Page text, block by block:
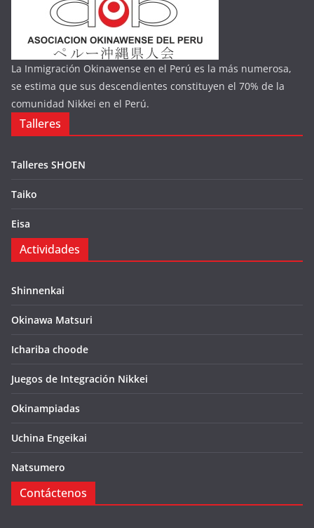
La Inmigración Okinawense en el Perú es la más numerosa,
se estima que sus descendientes constituyen el 70% de la
comunidad Nikkei en el Perú.
Talleres
Talleres SHOEN
Taiko
Eisa
Actividades
Shinnenkai
Okinawa Matsuri
Ichariba choode
Juegos de Integración Nikkei
Okinampiadas
Uchina Engeikai
Natsumero
Contáctenos